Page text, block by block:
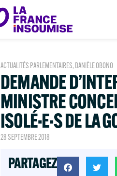
ACTUALITÉS PARLEMENTAIRES, DANIÈLE OBONO
DEMANDE
MINISTRE
ISOLÉ·E·S DE LA
28 SEPTEMBRE 2018
PARTAGEZ